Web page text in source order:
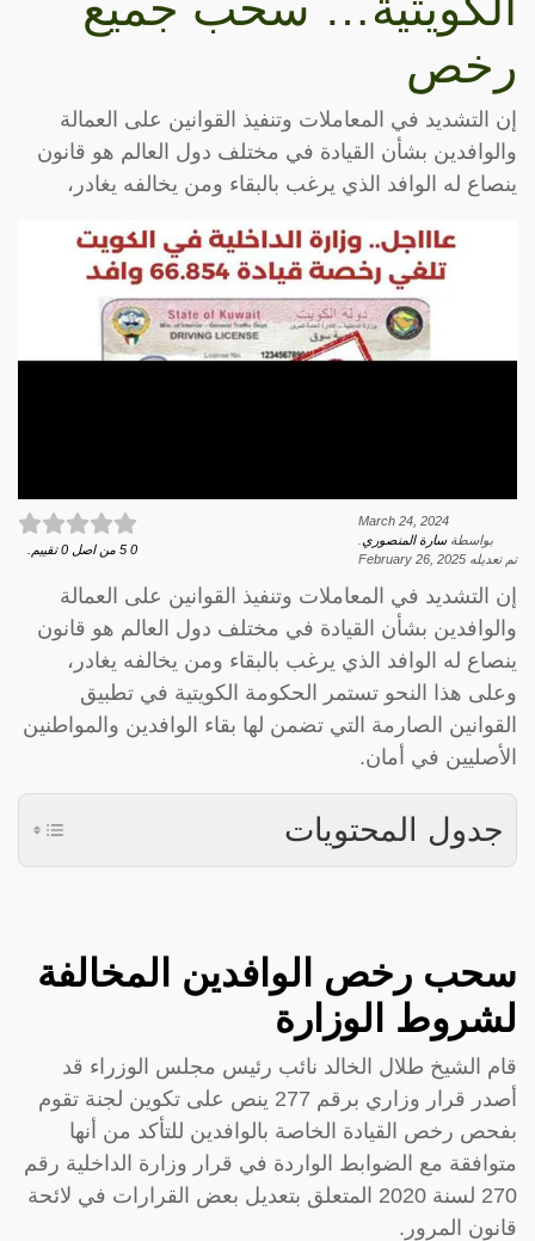
رخص
إن التشديد في المعاملات وتنفيذ القوانين على العمالة
والوافدين بشأن القيادة في مختلف دول العالم هو قانون
ينصاع له الوافد الذي يرغب بالبقاء ومن يخالفه يغادر،
March 24, 2024
بواسطةسارة المنصوري
تم تعديله February 26, 2025
0
5 من اصل 0 تقييم.
إن التشديد في المعاملات وتنفيذ القوانين على العمالة
والوافدين بشأن القيادة في مختلف دول العالم هو قانون
ينصاع له الوافد الذي يرغب بالبقاء ومن يخالفه يغادر،
وعلى هذا النحو تستمر الحكومة الكويتية في تطبيق
القوانين الصارمة التي تضمن لها بقاء الوافدين والمواطنين
الأصليين في أمان.
جدول المحتويات
سحب رخص الوافدين المخالفة
لشروط الوزارة
قام الشيخ طلال الخالد نائب رئيس مجلس الوزراء قد
أصدر قرار وزاري برقم 277 ينص على تكوين لجنة تقوم
بفحص رخص القيادة الخاصة بالوافدين للتأكد من أنها
متوافقة مع الضوابط الواردة في قرار وزارة الداخلية رقم
270 لسنة 2020 المتعلق بتعديل بعض القرارات في لائحة
قانون المرور.